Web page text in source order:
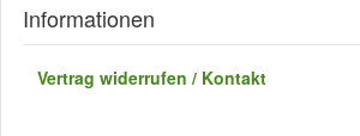
Informationen
Vertrag widerrufen / Kontakt